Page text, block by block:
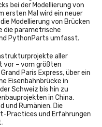
bei der Modellierung von
ersten Mal wird ein neuer
Modellierung von Brücken
die parametrische
PythonParts umfasst.
aller
vor – vom größten
Paris Express, über ein
Eisenbahnbrücke in
Schweiz bis hin zu
in China,
und Rumänien. Die
Practices und Erfahrungen